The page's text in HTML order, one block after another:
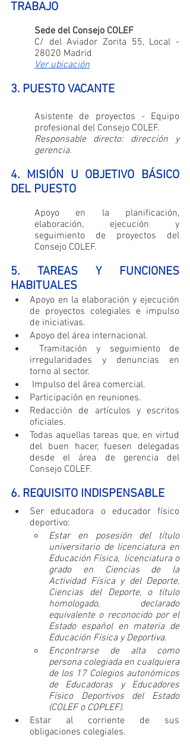
TRABAJO
Sede del Consejo COLEF
C/ del Aviador Zorita 55, Local -
28020 Madrid
Ver ubicación
3. PUESTO VACANTE
Asistente de proyectos - Equipo
profesional del Consejo COLEF.
Responsable directo: dirección y
gerencia.
4. MISIÓN U OBJETIVO BÁSICO
DEL PUESTO
Apoyo en la planificación,
elaboración, ejecución y
seguimiento de proyectos del
Consejo COLEF.
5. TAREAS Y FUNCIONES
HABITUALES
Apoyo en la elaboración y ejecución
de proyectos colegiales e impulso
de iniciativas.
Apoyo del área internacional.
irregularidades y denuncias en
torno al sector.
Impulso del área comercial.
Participación en reuniones.
Redacción de artículos y escritos
oficiales.
Todas aquellas tareas que, en virtud
del buen hacer, fuesen delegadas
desde el área de gerencia del
Consejo COLEF.
6. REQUISITO INDISPENSABLE
Ser educadora o educador físico
deportivo:
Estar en posesión del título
universitario de licenciatura en
Educación Física,  licenciatura o
grado en Ciencias de la
Actividad Física y del Deporte,
Ciencias del Deporte, o título
homologado, declarado
equivalente o reconocido por el
Estado español en materia de
Educación Física y Deportiva.
Encontrarse de alta como
persona colegiada en cualquiera
de los 17 Colegios autonómicos
de Educadoras y Educadores
Físico Deportivos del Estado
(COLEF o COPLEF).
Estar al corriente de sus
obligaciones colegiales.